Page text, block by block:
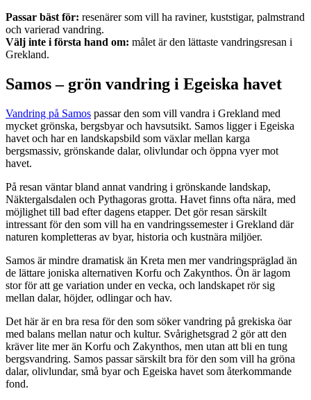
Passar bäst för: resenärer som vill ha raviner, kuststigar, palmstrand
och varierad vandring.
Välj inte i första hand om: målet är den lättaste vandringsresan i
Grekland.
Samos – grön vandring i Egeiska havet
Vandring på Samos passar den som vill vandra i Grekland med
mycket grönska, bergsbyar och havsutsikt. Samos ligger i Egeiska
havet och har en landskapsbild som växlar mellan karga
bergsmassiv, grönskande dalar, olivlundar och öppna vyer mot
havet.
På resan väntar bland annat vandring i grönskande landskap,
Näktergalsdalen och Pythagoras grotta. Havet finns ofta nära, med
möjlighet till bad efter dagens etapper. Det gör resan särskilt
intressant för den som vill ha en vandringssemester i Grekland där
naturen kompletteras av byar, historia och kustnära miljöer.
Samos är mindre dramatisk än Kreta men mer vandringspräglad än
de lättare joniska alternativen Korfu och Zakynthos. Ön är lagom
stor för att ge variation under en vecka, och landskapet rör sig
mellan dalar, höjder, odlingar och hav.
Det här är en bra resa för den som söker vandring på grekiska öar
med balans mellan natur och kultur. Svårighetsgrad 2 gör att den
kräver lite mer än Korfu och Zakynthos, men utan att bli en tung
bergsvandring. Samos passar särskilt bra för den som vill ha gröna
dalar, olivlundar, små byar och Egeiska havet som återkommande
fond.